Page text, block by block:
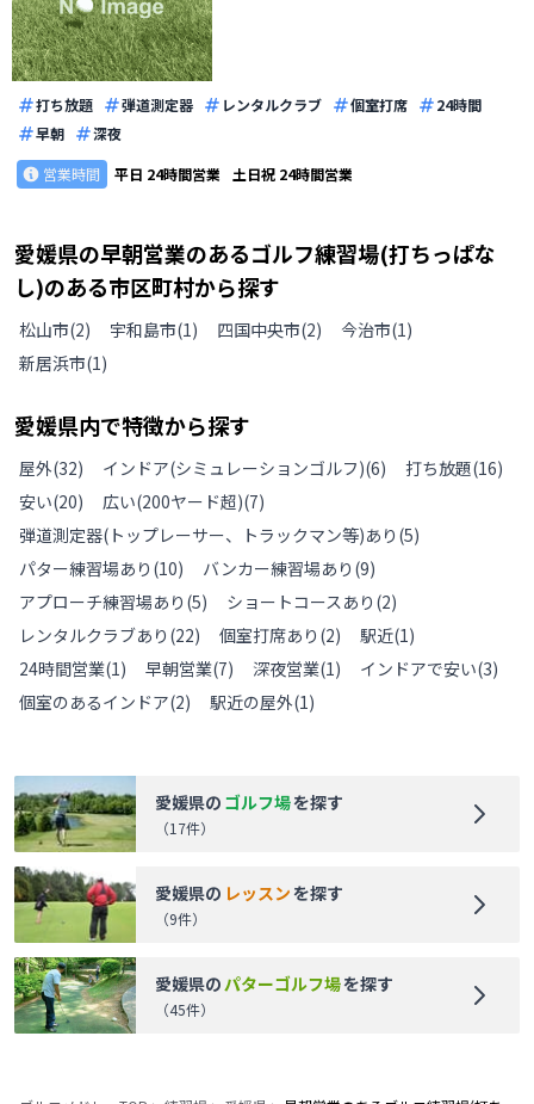
打ち放題 弾道測定器 レンタルクラブ 個室打席
24時間
早朝
深夜
営業時間
平日 24時間営業 土日祝 24時間営業
愛媛県の早朝営業のあるゴルフ練習場(打ちっぱな
し)のある市区町村から探す
松山市(2) 宇和島市(1) 四国中央市(2) 今治市(1)
新居浜市(1)
愛媛県内で特徴から探す
屋外(32) インドア(シミュレーションゴルフ)(6) 打ち放題(16)
安い(20) 広い(200ヤード超)(7)
弾道測定器(トップレーサー、トラックマン等)あり (5)
パター練習場あり (10) バンカー練習場あり (9)
アプローチ練習場あり (5) ショートコースあり (2)
レンタルクラブあり (22) 個室打席あり (2) 駅近(1)
24時間営業(1) 早朝営業(7) 深夜営業(1) インドアで安い(3)
個室のあるインドア(2) 駅近の屋外(1)
愛媛県の ゴルフ場を探す
（17件）
愛媛県の レッスンを探す
（9件）
愛媛県のパターゴルフ場を探す
（45件）